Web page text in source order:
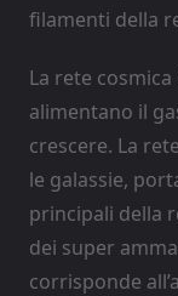
filamenti della
La rete
alimentano il
crescere. La
le galassie,
principali della
dei super
corrisponde